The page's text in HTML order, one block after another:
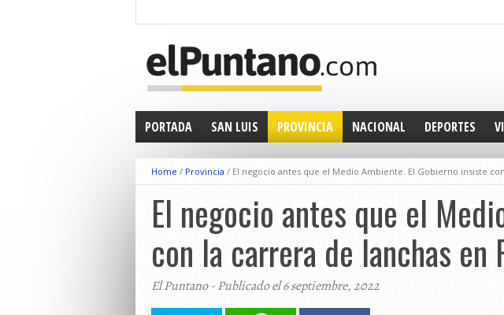
PORTADA SAN LUIS PROVINCIA NACIONAL DEPORTES
Home / Provincia / El negocio antes que el Medio Ambiente. El Gobierno insiste
El negocio antes que el
con la carrera de lanchas en
El Puntano - Publicado el 6 septiembre, 2022